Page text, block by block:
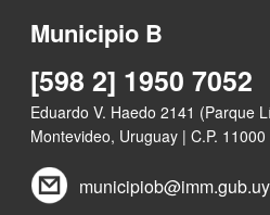
Municipio B
[598 2] 1950 7052
Eduardo V. Haedo 2141 (Parque
Montevideo, Uruguay | C.P. 11000
municipiob@imm.gub.uy